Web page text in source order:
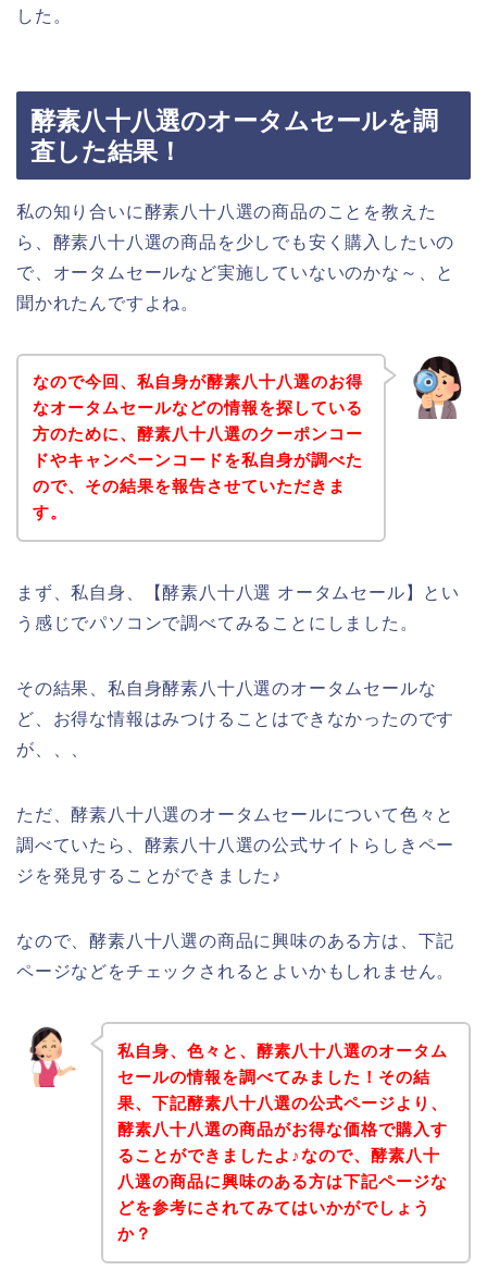
した。
酵素八十八選のオータムセールを調
査した結果！
私の知り合いに酵素八十八選の商品のことを教えた
ら、酵素八十八選の商品を少しでも安く購入したいの
で、オータムセールなど実施していないのかな～、と
聞かれたんですよね。
なので今回、私自身が酵素八十八選のお得
なオータムセールなどの情報を探している
方のために、酵素八十八選のクーポンコー
ドやキャンペーンコードを私自身が調べた
ので、その結果を報告させていただきま
す。
まず、私自身、【酵素八十八選 オータムセール】とい
う感じでパソコンで調べてみることにしました。
その結果、私自身酵素八十八選のオータムセールな
ど、お得な情報はみつけることはできなかったのです
が、、、
ただ、酵素八十八選のオータムセールについて色々と
調べていたら、酵素八十八選の公式サイトらしきペー
ジを発見することができました♪
なので、酵素八十八選の商品に興味のある方は、下記
ページなどをチェックされるとよいかもしれません。
私自身、色々と、酵素八十八選のオータム
セールの情報を調べてみました！その結
果、下記酵素八十八選の公式ページより、
酵素八十八選の商品がお得な価格で購入す
ることができましたよ♪なので、酵素八十
八選の商品に興味のある方は下記ページな
どを参考にされてみてはいかがでしょう
か？